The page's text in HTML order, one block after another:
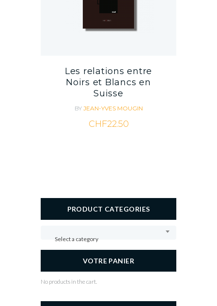
Les relations entre
Noirs et Blancs en
Suisse
BY JEAN-YVES MOUGIN
CHF22.50
PRODUCT CATEGORIES
Select a category
VOTRE PANIER
No products in the cart.